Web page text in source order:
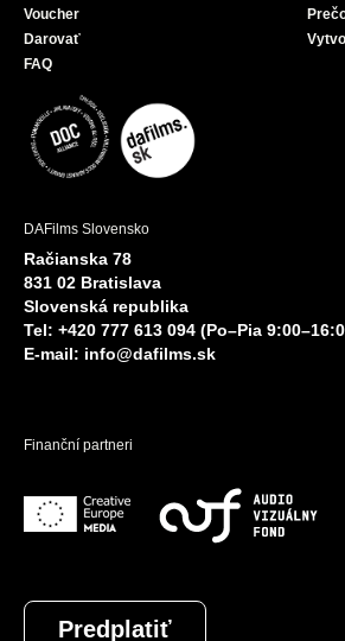
Voucher
Darovať
FAQ
DAFilms Slovensko
Račianska 78
831 02 Bratislava
Slovenská republika
Tel: +420 777 613 094 (Po–Pia
E-mail: info@dafilms.sk
Finanční partneri
Predplatiť